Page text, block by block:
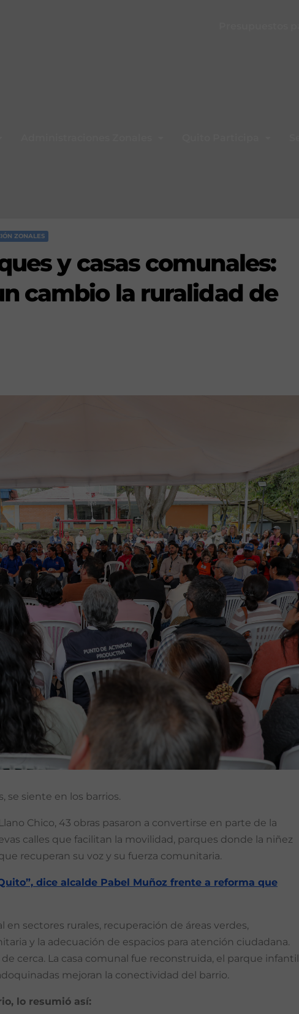
ZONALES
y casas comunales:
cambio la ruralidad de
se siente en los barrios.
Chico, 43 obras pasaron a convertirse en parte de la
calles que facilitan la movilidad, parques donde la niñez
recuperan su voz y su fuerza comunitaria.
dice alcalde Pabel Muñoz frente a reforma que
sectores rurales, recuperación de áreas verdes,
y la adecuación de espacios para atención ciudadana.
cerca. La casa comunal fue reconstruida, el parque infantil
mejoran la conectividad del barrio.
lo resumió así: